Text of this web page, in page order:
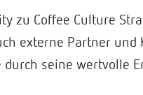
zu Coffee Culture
externe Partner
durch seine wertvolle